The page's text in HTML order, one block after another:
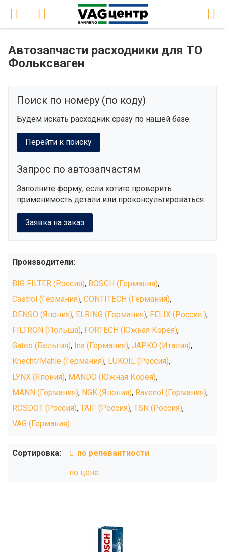
Автозапчасти расходники для ТО
Фольксваген
Поиск по номеру (по коду)
Будем искать расходник сразу по нашей базе.
Перейти к поиску
Запрос по автозапчастям
Заполните форму, если хотите проверить
применимость детали или проконсультироваться.
Заявка на заказ
Производители:
BIG FILTER (Россия), BOSCH (Германия),
Castrol (Германия), CONTITECH (Германия),
DENSO (Япония), ELRING (Германия), FELIX (Россия ),
FILTRON (Польша), FORTECH (Южная Корея),
Gates (Бельгия), Ina (Германия), JAPKO (Италия),
Knecht/Mahle (Германия), LUKOIL (Россия),
LYNX (Япония), MANDO (Южная Корея),
MANN (Германия), NGK (Япония), Ravenol (Германия),
ROSDOT (Россия), TAIF (Россия), TSN (Россия),
VAG (Германия)
Сортировка:
по релевантности
по цене